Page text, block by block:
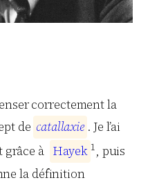
correctement la
de catallaxie . Je l’ai
grâce à Hayek 1, puis
la définition